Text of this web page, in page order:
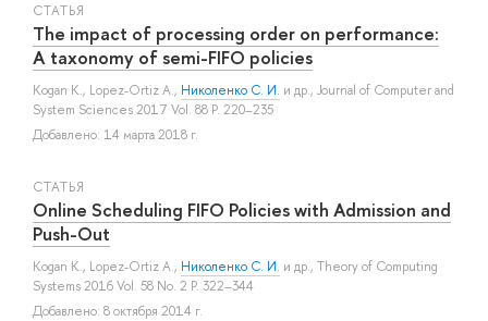
СТАТЬЯ
The impact of processing order on performance:
A taxonomy of semi-FIFO policies
Kogan K., Lopez-Ortiz A., Николенко С. И. и др., Journal of Computer and
System Sciences 2017 Vol. 88 P. 220–235
Добавлено: 14 марта 2018 г.
СТАТЬЯ
Online Scheduling FIFO Policies with Admission and
Push-Out
Kogan K., Lopez-Ortiz A., Николенко С. И. и др., Theory of Computing
Systems 2016 Vol. 58 No. 2 P. 322–344
Добавлено: 8 октября 2014 г.